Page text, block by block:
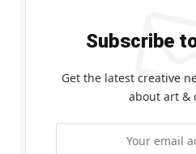
Subscribe
Get the latest creative
about art &